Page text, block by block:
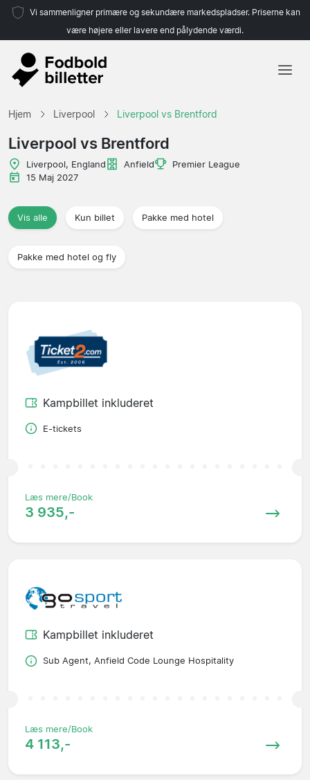
Vi sammenligner primære og sekundære markedspladser. Priserne kan
være højere eller lavere end pålydende værdi.
Hjem Liverpool Liverpool vs Brentford
Liverpool vs Brentford
Liverpool, England Anfield
Premier League
15 Maj 2027
Vis alle Kun billet Pakke med hotel
Pakke med hotel og fly
Kampbillet inkluderet
E-tickets
Læs mere/Book
3 935,-
Kampbillet inkluderet
Sub Agent, Anfield Code Lounge Hospitality
Læs mere/Book
4 113,-